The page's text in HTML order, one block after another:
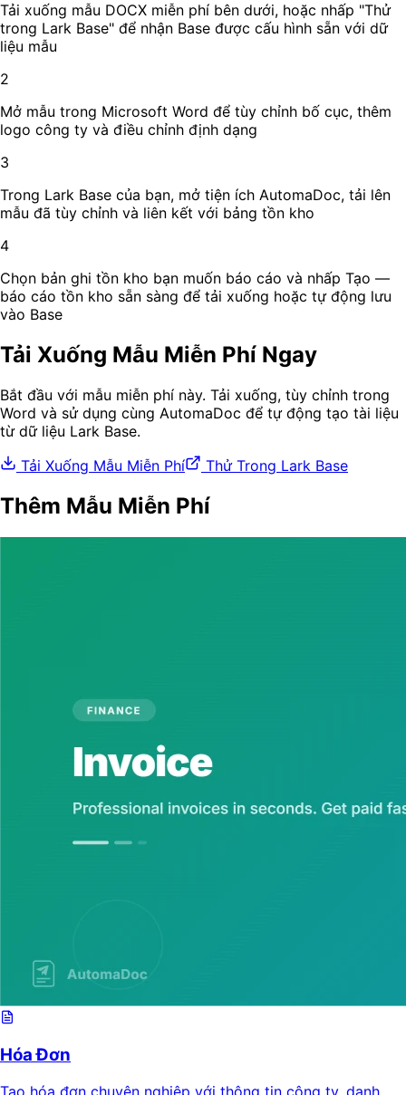
Tải xuống mẫu DOCX miễn phí bên dưới, hoặc nhấp "Thử
trong Lark Base" để nhận Base được cấu hình sẵn với dữ
liệu mẫu
2
Mở mẫu trong Microsoft Word để tùy chỉnh bố cục, thêm
logo công ty và điều chỉnh định dạng
3
Trong Lark Base của bạn, mở tiện ích AutomaDoc, tải lên
mẫu đã tùy chỉnh và liên kết với bảng tồn kho
4
Chọn bản ghi tồn kho bạn muốn báo cáo và nhấp Tạo —
báo cáo tồn kho sẵn sàng để tải xuống hoặc tự động lưu
vào Base
Tải Xuống Mẫu Miễn Phí Ngay
Bắt đầu với mẫu miễn phí này. Tải xuống, tùy chỉnh trong
Word và sử dụng cùng AutomaDoc để tự động tạo tài liệu
từ dữ liệu Lark Base.
Tải Xuống Mẫu Miễn Phí
Thử Trong Lark Base
Thêm Mẫu Miễn Phí
Hóa Đơn